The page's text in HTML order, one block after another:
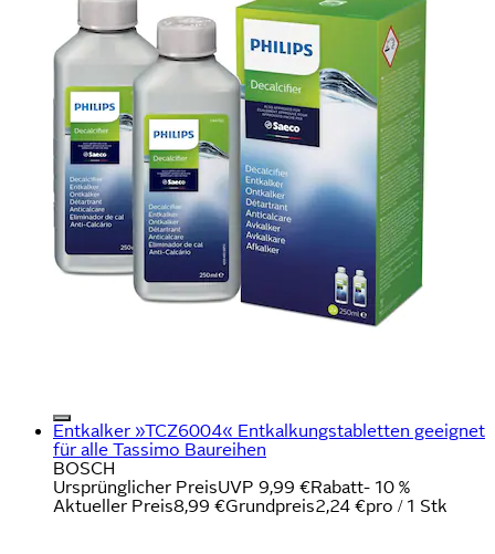
Entkalker »TCZ6004« Entkalkungstabletten geeignet
für alle Tassimo Baureihen
BOSCH
Ursprünglicher PreisUVP 9,99 €Rabatt- 10 %
Aktueller Preis8,99 €Grundpreis2,24 €pro / 1 Stk